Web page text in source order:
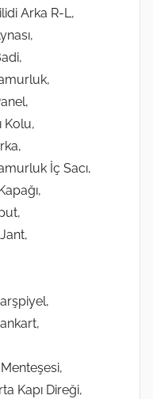
Arka R-L,
Kolu,
İç Sacı,
Kapı Direği,